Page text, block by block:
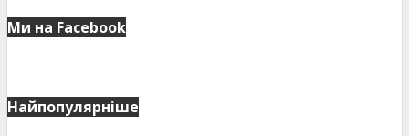
Ми на Facebook
Найпопулярніше